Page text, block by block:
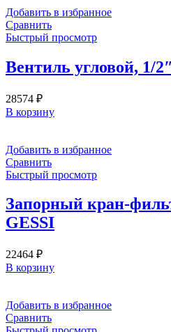
Добавить в избранное
Сравнить
Быстрый просмотр
Вентиль угловой, 1/
28574 ₽
В корзину
Добавить в избранное
Сравнить
Быстрый просмотр
Запорный кран-
GESSI
22464 ₽
В корзину
Добавить в избранное
Сравнить